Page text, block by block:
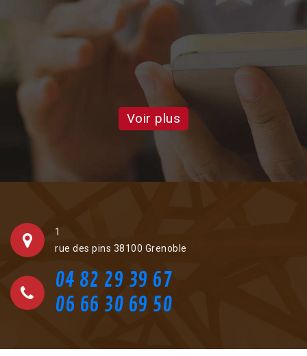
Voir plus
1
rue des pins 38100 Grenoble
04 82 29 39 67
06 66 30 69 50